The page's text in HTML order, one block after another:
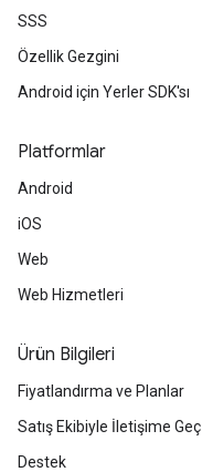
SSS
Özellik Gezgini
Android için Yerler SDK'sı
Platformlar
Android
iOS
Web
Web Hizmetleri
Ürün Bilgileri
Fiyatlandırma ve Planlar
Satış Ekibiyle İletişime Geç
Destek